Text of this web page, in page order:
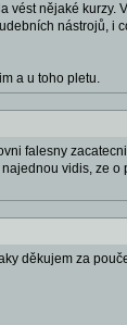
vést nějaké kurzy.
nástrojů, i
a u toho pletu.
falesny
vidis, ze
děkujem za